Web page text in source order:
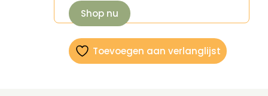
Shop nu
Toevoegen aan verlanglijst